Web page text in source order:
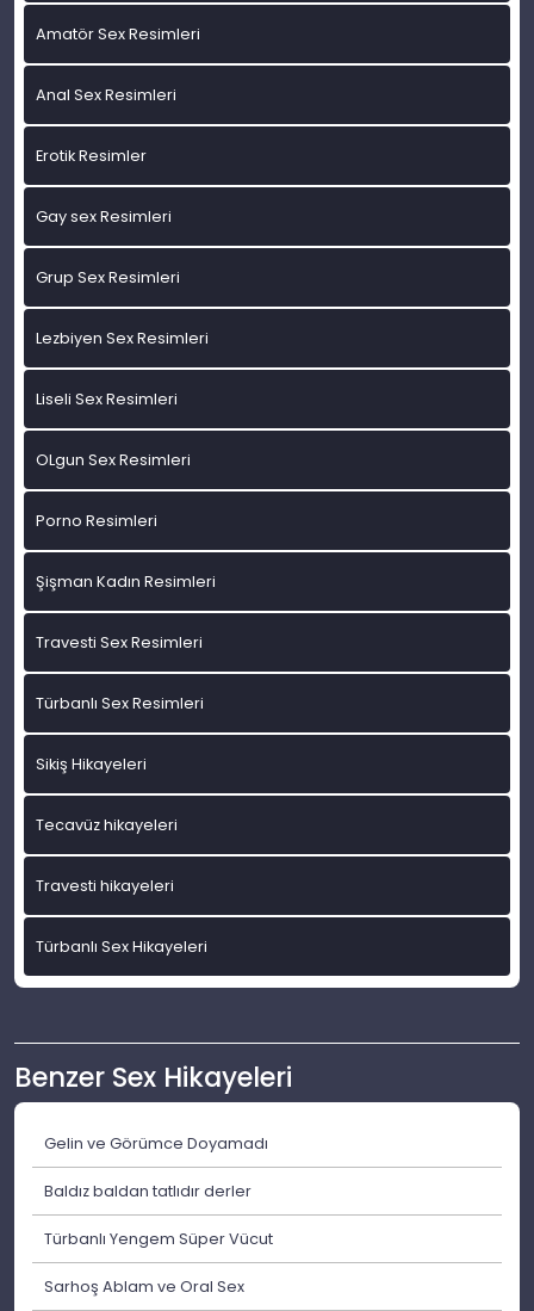
Amatör Sex Resimleri
Anal Sex Resimleri
Erotik Resimler
Gay sex Resimleri
Grup Sex Resimleri
Lezbiyen Sex Resimleri
Liseli Sex Resimleri
OLgun Sex Resimleri
Porno Resimleri
Şişman Kadın Resimleri
Travesti Sex Resimleri
Türbanlı Sex Resimleri
Sikiş Hikayeleri
Tecavüz hikayeleri
Travesti hikayeleri
Türbanlı Sex Hikayeleri
Benzer Sex Hikayeleri
Gelin ve Görümce Doyamadı
Baldız baldan tatlıdır derler
Türbanlı Yengem Süper Vücut
Sarhoş Ablam ve Oral Sex